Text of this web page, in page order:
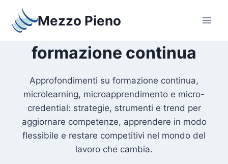
contenuto
Mezzo Pieno
formazione continua
Approfondimenti su formazione continua,
microlearning, microapprendimento e micro-
credential: strategie, strumenti e trend per
aggiornare competenze, apprendere in modo
flessibile e restare competitivi nel mondo del
lavoro che cambia.